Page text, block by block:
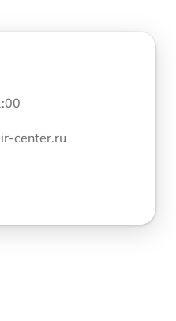
center.ru